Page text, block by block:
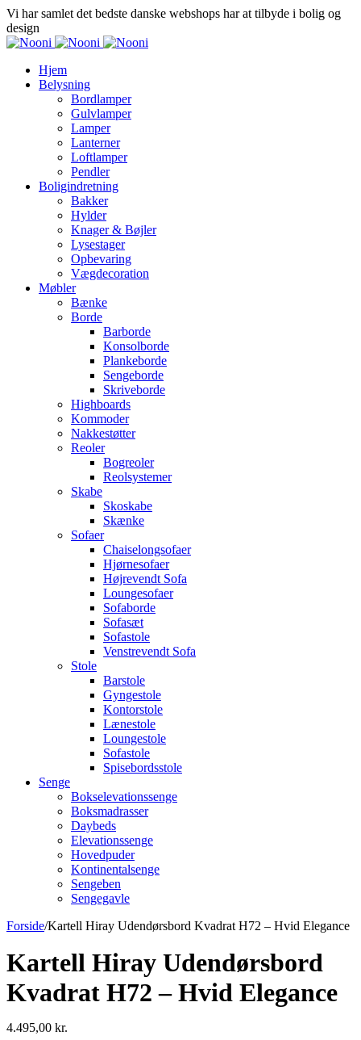
Vi har samlet det bedste danske webshops har at tilbyde i bolig og
design
Hjem
Belysning
Bordlamper
Gulvlamper
Lamper
Lanterner
Loftlamper
Pendler
Boligindretning
Bakker
Hylder
Knager & Bøjler
Lysestager
Opbevaring
Vægdecoration
Møbler
Bænke
Borde
Barborde
Konsolborde
Plankeborde
Sengeborde
Skriveborde
Highboards
Kommoder
Nakkestøtter
Reoler
Bogreoler
Reolsystemer
Skabe
Skoskabe
Skænke
Sofaer
Chaiselongsofaer
Hjørnesofaer
Højrevendt Sofa
Loungesofaer
Sofaborde
Sofasæt
Sofastole
Venstrevendt Sofa
Stole
Barstole
Gyngestole
Kontorstole
Lænestole
Loungestole
Sofastole
Spisebordsstole
Senge
Bokselevationssenge
Boksmadrasser
Daybeds
Elevationssenge
Hovedpuder
Kontinentalsenge
Sengeben
Sengegavle
Forside/Kartell Hiray Udendørsbord Kvadrat H72 – Hvid Elegance
Kartell Hiray Udendørsbord
Kvadrat H72 – Hvid Elegance
4.495,00 kr.